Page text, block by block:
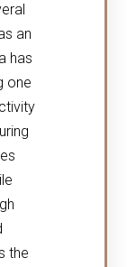
an
has
one
the